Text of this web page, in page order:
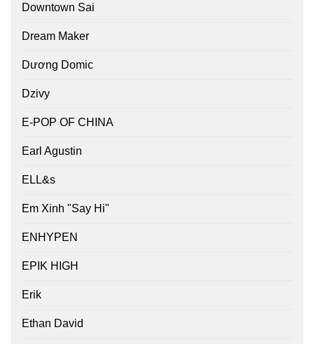
Downtown Sai
Dream Maker
Dương Domic
Dzivy
E-POP OF CHINA
Earl Agustin
ELL&s
Em Xinh "Say Hi"
ENHYPEN
EPIK HIGH
Erik
Ethan David